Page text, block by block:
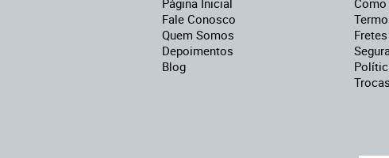
Página Inicial
Fale Conosco
Quem Somos
Depoimentos
Blog